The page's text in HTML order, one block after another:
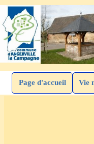
Page d'accueil Vie